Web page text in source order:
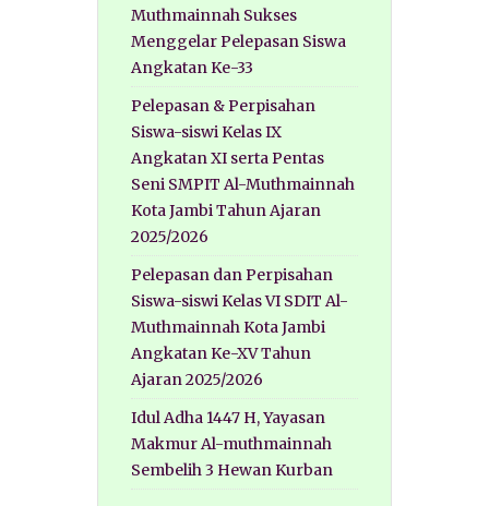
Muthmainnah Sukses
Menggelar Pelepasan Siswa
Angkatan Ke-33
Pelepasan & Perpisahan
Siswa-siswi Kelas IX
Angkatan XI serta Pentas
Seni SMPIT Al-Muthmainnah
Kota Jambi Tahun Ajaran
2025/2026
Pelepasan dan Perpisahan
Siswa-siswi Kelas VI SDIT Al-
Muthmainnah Kota Jambi
Angkatan Ke-XV Tahun
Ajaran 2025/2026
Idul Adha 1447 H, Yayasan
Makmur Al-muthmainnah
Sembelih 3 Hewan Kurban